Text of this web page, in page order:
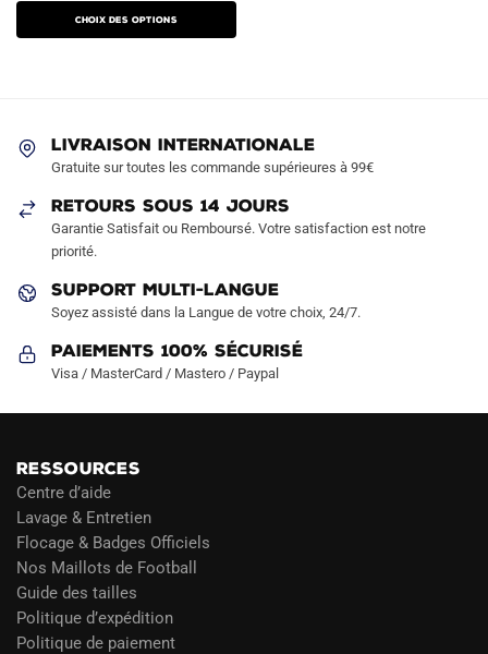
initial
était :
actuel
est :
Choix des options
plusieurs
variations.
être
choisies
sur
la
produit
LIVRAISON INTERNATIONALE
Gratuite sur toutes les commande supérieures à 99€
RETOURS SOUS 14 JOURS
Garantie Satisfait ou Remboursé. Votre satisfaction est notre
priorité.
SUPPORT MULTI-LANGUE
Soyez assisté dans la Langue de votre choix, 24/7.
Paiements 100% Sécurisé
Visa / MasterCard / Mastero / Paypal
RESSOURCES
Centre d’aide
Lavage & Entretien
Flocage & Badges Officiels
Nos Maillots de Football
Guide des tailles
Politique d’expédition
Politique de paiement